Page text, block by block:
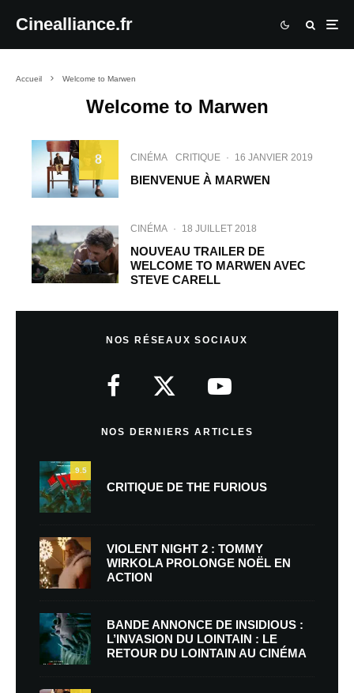
Cinealliance.fr
Accueil Welcome to Marwen
Welcome to Marwen
8 CINÉMA CRITIQUE · 16 JANVIER 2019
BIENVENUE À MARWEN
CINÉMA · 18 JUILLET 2018
NOUVEAU TRAILER DE
WELCOME TO MARWEN AVEC
STEVE CARELL
NOS RÉSEAUX SOCIAUX
NOS DERNIERS ARTICLES
9.5
CRITIQUE DE THE FURIOUS
VIOLENT NIGHT 2 : TOMMY
WIRKOLA PROLONGE NOËL EN
ACTION
BANDE ANNONCE DE INSIDIOUS :
L’INVASION DU LOINTAIN : LE
RETOUR DU LOINTAIN AU CINÉMA